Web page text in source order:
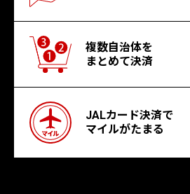
複数自治体を
まとめて決済
JALカード決済で
マイルがたまる